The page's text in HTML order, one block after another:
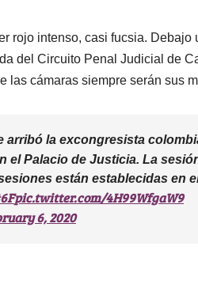
rojo intenso, casi fucsia. Debajo
del Circuito Penal Judicial de
las cámaras siempre serán sus
arribó la excongresista
el Palacio de Justicia. La
están establecidas en
pic.twitter.com/4H99WfgaW9
6, 2020